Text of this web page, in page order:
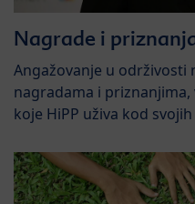
Nagrade i
Angažovanje u održivosti
nagradama i
koje HiPP uživa kod